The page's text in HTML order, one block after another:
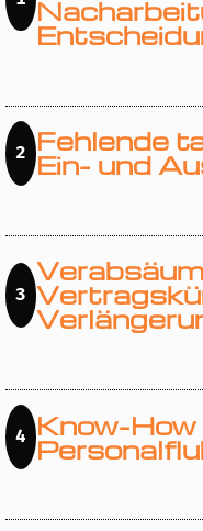
2 Fehlende
Ein- und
3
4 Know-